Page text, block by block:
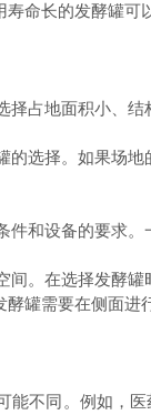
命长的发酵罐可
占地面积小、
选择。如果场
和设备的要求
。在选择发酵
罐需要在侧面进
能不同。例如，